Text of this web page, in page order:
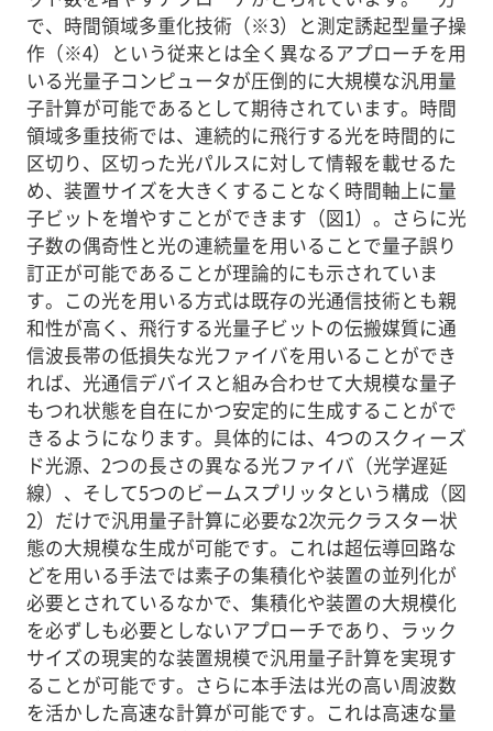
で、時間領域多重化技術（※3）と測定誘起型量子操
作（※4）という従来とは全く異なるアプローチを用
いる光量子コンピュータが圧倒的に大規模な汎用量
子計算が可能であるとして期待されています。時間
領域多重技術では、連続的に飛行する光を時間的に
区切り、区切った光パルスに対して情報を載せるた
め、装置サイズを大きくすることなく時間軸上に量
子ビットを増やすことができます（図1）。さらに光
子数の偶奇性と光の連続量を用いることで量子誤り
訂正が可能であることが理論的にも示されていま
す。この光を用いる方式は既存の光通信技術とも親
和性が高く、飛行する光量子ビットの伝搬媒質に通
信波長帯の低損失な光ファイバを用いることができ
れば、光通信デバイスと組み合わせて大規模な量子
もつれ状態を自在にかつ安定的に生成することがで
きるようになります。具体的には、4つのスクィーズ
ド光源、2つの長さの異なる光ファイバ（光学遅延
線）、そして5つのビームスプリッタという構成（図
2）だけで汎用量子計算に必要な2次元クラスター状
態の大規模な生成が可能です。これは超伝導回路な
どを用いる手法では素子の集積化や装置の並列化が
必要とされているなかで、集積化や装置の大規模化
を必ずしも必要としないアプローチであり、ラック
サイズの現実的な装置規模で汎用量子計算を実現す
ることが可能です。さらに本手法は光の高い周波数
を活かした高速な計算が可能です。これは高速な量